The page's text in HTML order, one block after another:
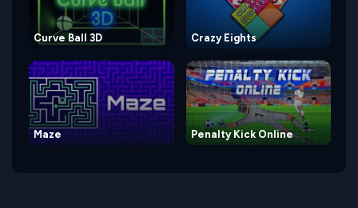
Curve Ball 3D Crazy Eights
Maze Penalty Kick Online